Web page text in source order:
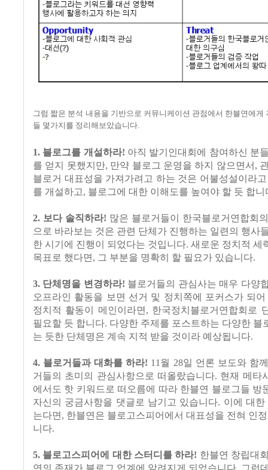
그럼 짧은 분석 내용을 기반으로 커뮤니케이션 관점에서 한블연에게
들 몇가지를 정리해보았습니다.
1. 블로그를 개설하라! 아직 발기인대회에 참여하신 분
를 얻지 못했지만, 만약 블로그 운영을 하지 않으면서,
블로거 대표성을 가져가려고 하는 것은 어불성설이라
를 개설하고, 블로그에 대한 이해도를 높여야 할 듯 합니
2. 보다 솔직하라! 많은 블로거들이 한국블로거연합회
으로 바라보는 것은 관련 단체가 진행하는 일련의 행사
한 시기에 진행이 되었다는 것입니다. 새로운 정치적 세
목표로 했다면, 그 부분을 명확히 할 필요가 있습니 다.
3. 단체명을 변경하라! 블로거들의 관심사는 매우 다양
오프라인 활동을 보면 선거 및 정치쪽에 포커스가 되
정치적 활동이 메인이라면, 한국정치블로거연합회로
필요할 듯 합니다. 다양한 주제를 포스트하는 다양한 블
는 듯한 단체명은 계속 지적 받을 것이라 예상됩니다.
4. 블로거들과 대화를 하라! 11월 28일 언론 보도와 함
거들의 초미의 관심사항으로 떠올랐습니다. 현재 메타
에서도 핫 키워드로 떠오름에 따라 한블연 블로그들 방
자신의 궁금사항을 댓글로 남기고 있습니다. 이에 대 한
는다면, 한블연은 블로고스피어에서 대표성을 전혀 인
니다.
5. 블로고스피어에 대한 스터디를 하라! 한블연 창립대